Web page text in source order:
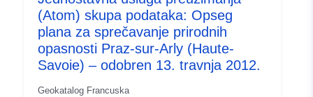
(Atom) skupa podataka: Opseg
plana za sprečavanje prirodnih
opasnosti Praz-sur-Arly (Haute-
Savoie) – odobren 13. travnja 2012.
Geokatalog Francuska